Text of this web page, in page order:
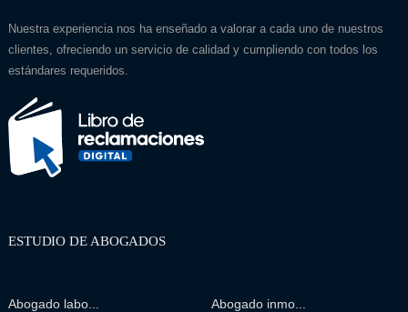
Nuestra experiencia nos ha enseñado a valorar a cada uno de nuestros
clientes, ofreciendo un servicio de calidad y cumpliendo con todos los
estándares requeridos.
ESTUDIO DE ABOGADOS
Abogado labo... Abogado inmo...